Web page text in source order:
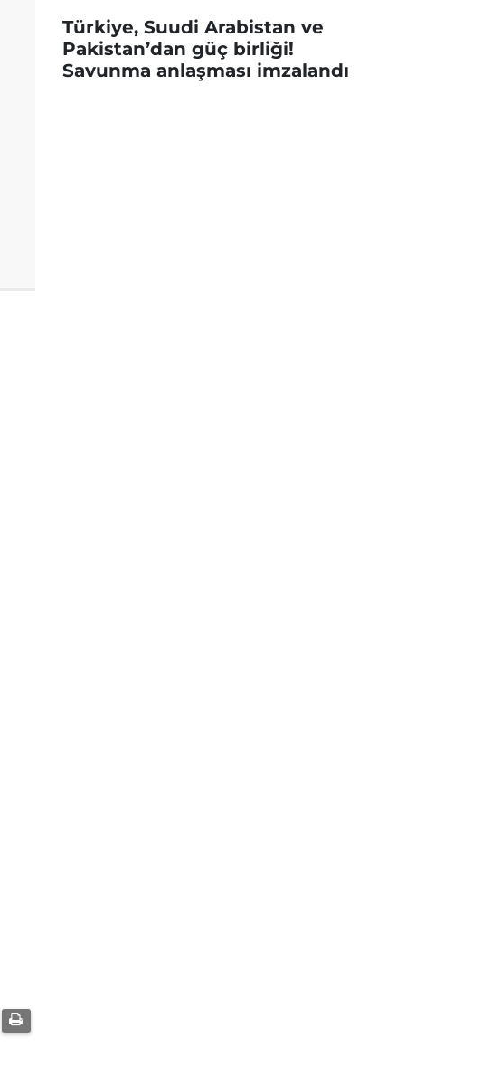
Türkiye, Suudi Arabistan ve
Pakistan’dan güç birliği!
Savunma anlaşması imzalandı